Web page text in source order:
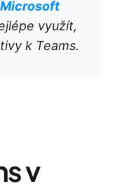
využít,
k Teams.
v